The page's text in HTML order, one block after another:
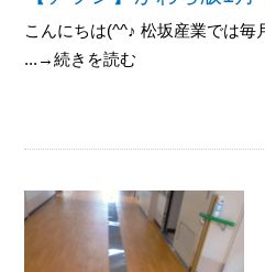
こんにちは(^^♪ 松坂産業では
...→続きを読む